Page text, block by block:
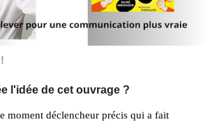
l'idée de cet ouvrage ?
moment déclencheur précis qui a fait